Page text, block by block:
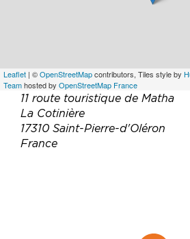
Leaflet | ©OpenStreetMapcontributors, Tiles style by
Teamhosted by OpenStreetMap France
11 route touristique de Matha
La Cotinière
17310 Saint-Pierre-d'Oléron
France